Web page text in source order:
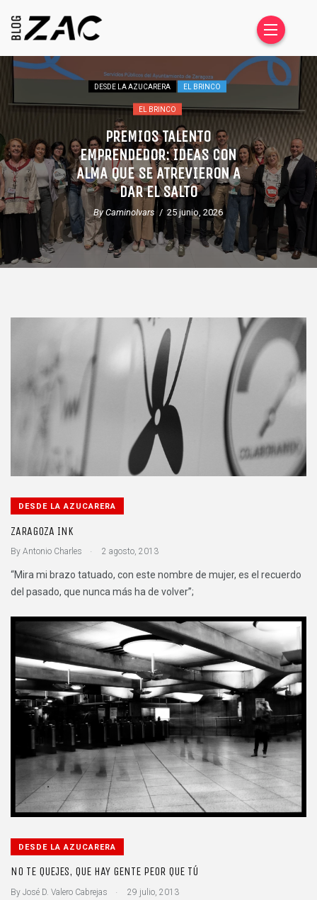
DESDE LA AZUCARERA EL BRINCO
EL BRINCO
PREMIOS TALENTO
EMPRENDEDOR: IDEAS CON
ALMA QUE SE ATREVIERON A
DAR EL SALTO
By CaminoIvars/ 25 junio, 2026
DESDE LA AZUCARERA
ZARAGOZA INK
By Antonio Charles . 2 agosto, 2013
“Mira mi brazo tatuado, con este nombre de mujer, es el recuerdo
del pasado, que nunca más ha de volver”;
DESDE LA AZUCARERA
NO TE QUEJES, QUE HAY GENTE PEOR QUE TÚ
By José D. Valero Cabrejas 29 julio, 2013